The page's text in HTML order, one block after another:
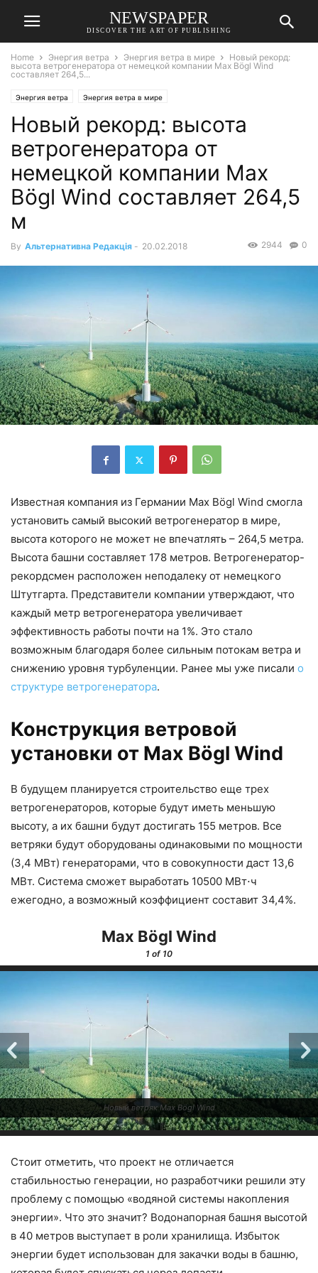
NEWSPAPER
DISCOVER THE ART OF PUBLISHING
Home Энергия ветра Энергия ветра в мире
Новый рекорд:
высота ветрогенератора от немецкой компании Max Bögl Wind
составляет 264,5...
Энергия ветра Энергия ветра в мире
Новый рекорд: высота
ветрогенератора от
немецкой компании Max
Bögl Wind составляет 264,5
м
By Альтернативна Редакція - 20.02.2018 0
2944
Известная компания из Германии Max Bögl Wind смогла
установить самый высокий ветрогенератор в мире,
высота которого не может не впечатлять – 264,5 метра.
Высота башни составляет 178 метров. Ветрогенератор-
рекордсмен расположен неподалеку от немецкого
Штутгарта. Представители компании утверждают, что
каждый метр ветрогенератора увеличивает
эффективность работы почти на 1%. Это стало
возможным благодаря более сильным потокам ветра и
снижению уровня турбуленции. Ранее мы уже писали о
структуре ветрогенератора.
Конструкция ветровой
установки от Max Bögl Wind
В будущем планируется строительство еще трех
ветрогенераторов, которые будут иметь меньшую
высоту, а их башни будут достигать 155 метров. Все
ветряки будут оборудованы одинаковыми по мощности
(3,4 МВт) генераторами, что в совокупности даст 13,6
МВт. Система сможет выработать 10500 МВт⋅ч
ежегодно, а возможный коэффициент составит 34,4%.
Max Bögl Wind
1 of 10
Новый ветряк Max Bögl Wind
Стоит отметить, что проект не отличается
стабильностью генерации, но разработчики решили эту
проблему с помощью «водяной системы накопления
энергии». Что это значит? Водонапорная башня высотой
в 40 метров выступает в роли хранилища. Избыток
энергии будет использован для закачки воды в башню,